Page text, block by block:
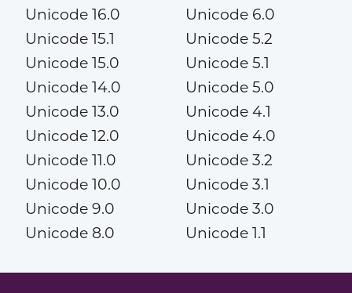
Unicode 16.0
Unicode 15.1
Unicode 15.0
Unicode 14.0
Unicode 13.0
Unicode 12.0
Unicode 11.0
Unicode 10.0
Unicode 9.0
Unicode 8.0
Unicode 6.0
Unicode 5.2
Unicode 5.1
Unicode 5.0
Unicode 4.1
Unicode 4.0
Unicode 3.2
Unicode 3.1
Unicode 3.0
Unicode 1.1